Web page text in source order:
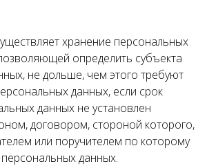
хранение персональных
определить субъекта
не дольше, чем этого требуют
данных, если срок
данных не установлен
договором, стороной которого,
или поручителем по которому
данных.